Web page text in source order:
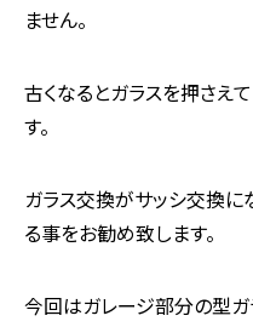
ません。
古くなるとガラスを押さえ
す。
ガラス交換がサッシ交換
る事をお勧め致します。
今回はガレージ部分の型ガ